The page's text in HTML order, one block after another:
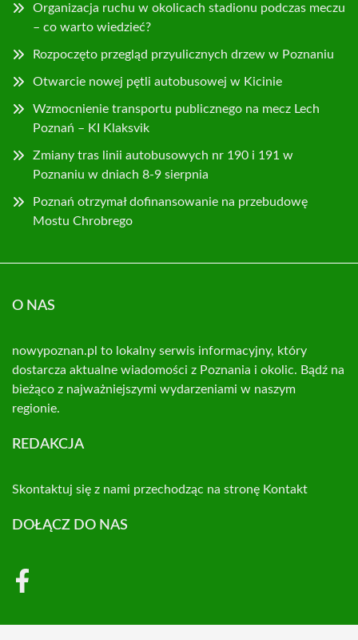
Organizacja ruchu w okolicach stadionu podczas meczu
– co warto wiedzieć?
Rozpoczęto przegląd przyulicznych drzew w Poznaniu
Otwarcie nowej pętli autobusowej w Kicinie
Wzmocnienie transportu publicznego na mecz Lech
Poznań – KI Klaksvik
Zmiany tras linii autobusowych nr 190 i 191 w
Poznaniu w dniach 8-9 sierpnia
Poznań otrzymał dofinansowanie na przebudowę
Mostu Chrobrego
O NAS
nowypoznan.pl to lokalny serwis informacyjny, który
dostarcza aktualne wiadomości z Poznania i okolic. Bądź na
bieżąco z najważniejszymi wydarzeniami w naszym
regionie.
REDAKCJA
Skontaktuj się z nami przechodząc na stronę Kontakt
DOŁĄCZ DO NAS